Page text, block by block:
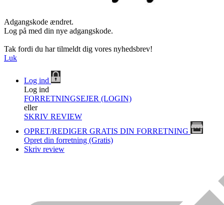
Adgangskode ændret.
Log på med din nye adgangskode.
Tak fordi du har tilmeldt dig vores nyhedsbrev!
Luk
Log ind
Log ind
FORRETNINGSEJER (LOGIN)
eller
SKRIV REVIEW
OPRET/REDIGER GRATIS DIN FORRETNING
Opret din forretning (Gratis)
Skriv review